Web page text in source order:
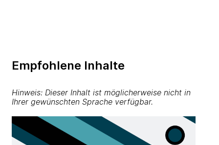
Empfohlene Inhalte
Hinweis: Dieser Inhalt ist möglicherweise nicht in
Ihrer gewünschten Sprache verfügbar.